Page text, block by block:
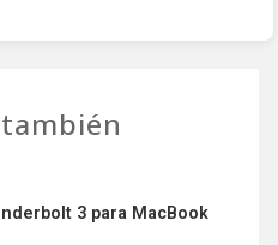
3 para MacBook